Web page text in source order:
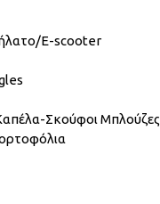
E-scooter
Σκούφοι Μπλούζες